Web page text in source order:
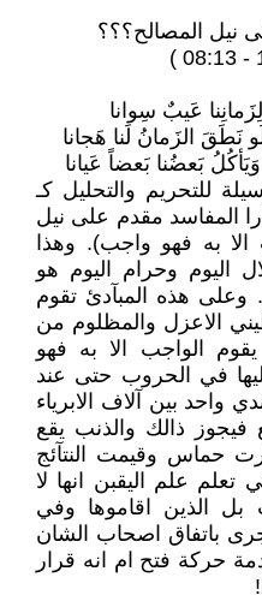
عَيبٌ سِوانا
نَطَقَ الزَمانُ لَنا هَجانا
بَعضُنا بَعضاً عَيانا
للتحريم والتحليل كـ
المفاسد مقدم على نيل
به فهو واجب). وهذا
اليوم وحرام اليوم هو
هذه المبآدئ تقوم
الاعزل والمظلوم من
الواجب الا به فهو
في الحروب حتى عند
واحد بين آلاف الابرياء
فيجوز ذالك والذنب يقع
حماس وقيمت النتآئج
علم اليقبن انها لا
الذين اقاموها وفي
باتفاق اصحاب الشان
حركة فتح ام انه قرار